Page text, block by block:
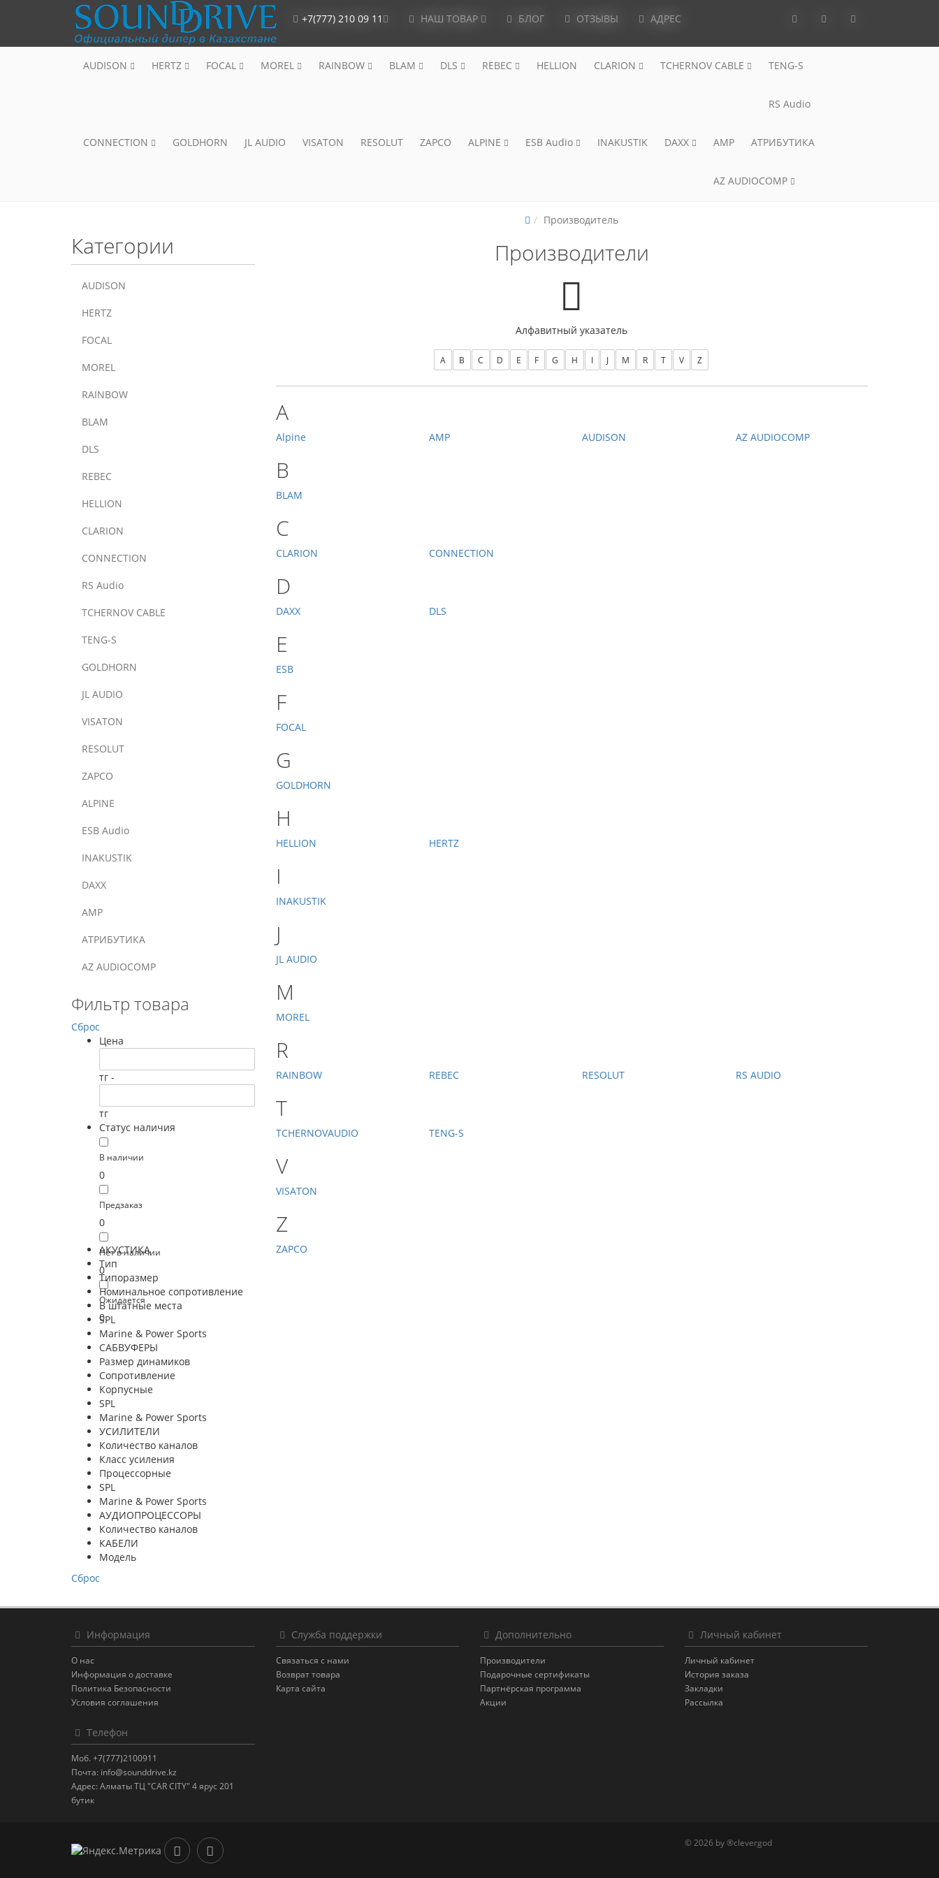
+7(777) 210 09 11 НАШ ТОВАР БЛОГ ОТЗЫВЫ АДРЕС
AUDISON HERTZ FOCAL MOREL RAINBOW BLAM DLS REBEC HELLION CLARION TCHERNOV CABLE TENG-S
RS Audio
CONNECTION GOLDHORN JL AUDIO VISATON RESOLUT ZAPCO ALPINE ESB Audio INAKUSTIK DAXX AMP АТРИБУТИКА
AZ AUDIOCOMP
Категории
AUDISON
HERTZ
FOCAL
MOREL
RAINBOW
BLAM
DLS
REBEC
HELLION
CLARION
CONNECTION
RS Audio
TCHERNOV CABLE
TENG-S
GOLDHORN
JL AUDIO
VISATON
RESOLUT
ZAPCO
ALPINE
ESB Audio
INAKUSTIK
DAXX
AMP
АТРИБУТИКА
AZ AUDIOCOMP
Фильтр товара
Сброс
Цена
тг -
тг
Статус наличия
В наличии
0
Предзаказ
0
Нет в наличии
0
Ожидается
0
АКУСТИКА
Тип
Типоразмер
Номинальное сопротивление
В штатные места
SPL
Marine & Power Sports
САБВУФЕРЫ
Размер динамиков
Сопротивление
Корпусные
SPL
Marine & Power Sports
УСИЛИТЕЛИ
Количество каналов
Класс усиления
Процессорные
SPL
Marine & Power Sports
АУДИОПРОЦЕССОРЫ
Количество каналов
КАБЕЛИ
Модель
Сброс
Производитель
Производители
Алфавитный указатель
A B C D E F G H I J M R T V Z
A
Alpine AMP AUDISON AZ AUDIOCOMP
B
BLAM
C
CLARION CONNECTION
D
DAXX DLS
E
ESB
F
FOCAL
G
GOLDHORN
H
HELLION HERTZ
I
INAKUSTIK
J
JL AUDIO
M
MOREL
R
RAINBOW REBEC RESOLUT RS AUDIO
T
TCHERNOVAUDIO TENG-S
V
VISATON
Z
ZAPCO
Информация
О нас
Информация о доставке
Политика Безопасности
Условия соглашения
Служба поддержки
Связаться с нами
Возврат товара
Карта сайта
Дополнительно
Производители
Подарочные сертификаты
Партнёрская программа
Акции
Личный кабинет
Личный кабинет
История заказа
Закладки
Рассылка
Телефон
Моб. +7(777)2100911
Почта: info@sounddrive.kz
Адрес: Алматы ТЦ "CAR CITY" 4 ярус 201
бутик
© 2026 by ®clevergod